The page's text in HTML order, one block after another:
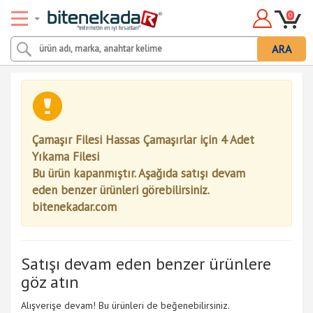
ARA
0
Çamaşır Filesi Hassas Çamaşırlar için 4 Adet
Yıkama Filesi
Bu ürün kapanmıştır. Aşağıda satışı devam
eden benzer ürünleri görebilirsiniz.
bitenekadar.com
Satışı devam eden benzer ürünlere
göz atın
Alışverişe devam! Bu ürünleri de beğenebilirsiniz.